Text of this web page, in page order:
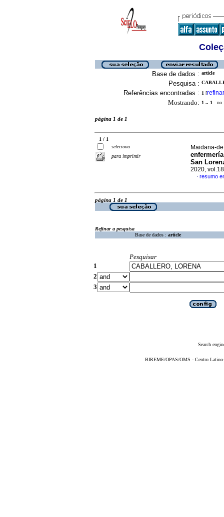
Base de dados : article
Pesquisa :
Referências encontradas : 1 [refinar
Mostrando: 1 .. 1 no
página 1 de 1
1 / 1
seleciona
para imprimir
Maidana-
San
2020,
· resumo
página 1 de 1
Refinar a pesquisa
Base de dados : article
Pesquisar
1
2
3
Search
BIREME/OPAS/OMS - Centro Latino-